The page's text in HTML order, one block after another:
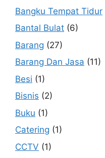
Bangku Tempat Tidur
Bantal Bulat (6)
Barang (27)
Barang Dan Jasa (11)
Besi (1)
Bisnis (2)
Buku (1)
Catering (1)
CCTV (1)